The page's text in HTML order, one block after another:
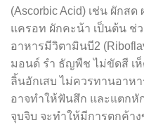
(Ascorbic Acid) เช่น ผักส
แครอท ผักคะน้า เป็นต้น ช่
อาหารมีวิตามินบี2
มอนด์ รำ ธัญพืช ไม่ขัดสี เ
ลิ้นอักเสบ ไม่ควรทานอาห
อาจทำให้ฟันสึก และแตกหั
จุบจิบ จะทำให้มีการตกค้า